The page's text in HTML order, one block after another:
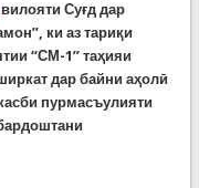
вилояти Суғд дар
ки аз тариқи
“СМ-1” таҳияи
дар байни аҳолӣ
пурмасъулияти
дар барномаи